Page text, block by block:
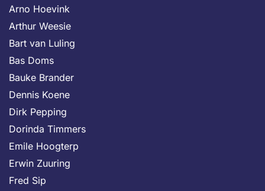
Arno Hoevink
Arthur Weesie
Bart van Luling
Bas Doms
Bauke Brander
Dennis Koene
Dirk Pepping
Dorinda Timmers
Emile Hoogterp
Erwin Zuuring
Fred Sip